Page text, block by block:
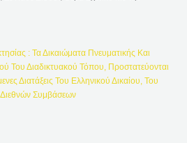
: Τα Δικαιώματα Πνευματικής Και
Του Διαδικτυακού Τόπου, Προστατεύονται
Διατάξεις Του Ελληνικού Δικαίου, Του
Συμβάσεων